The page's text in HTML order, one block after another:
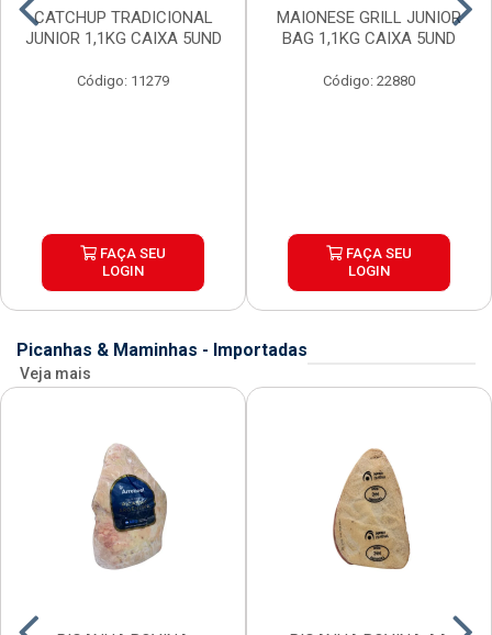
CATCHUP TRADICIONAL
JUNIOR 1,1KG CAIXA 5UND
Código: 11279
FAÇA SEU
LOGIN
MAIONESE GRILL JUNIOR
BAG 1,1KG CAIXA 5UND
Código: 22880
FAÇA SEU
LOGIN
Picanhas & Maminhas - Importadas
Veja mais